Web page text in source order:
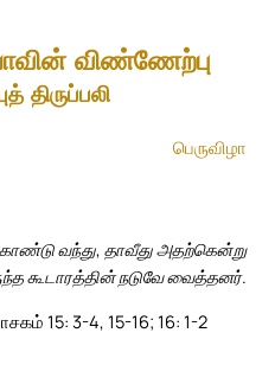
விண்ணேற்பு
திருப்பலி
பெருவிழா
வந்து, தாவீது அதற்கென்று
கூடாரத்தின் நடுவே வைத்தனர்.
15: 3-4, 15-16; 16: 1-2